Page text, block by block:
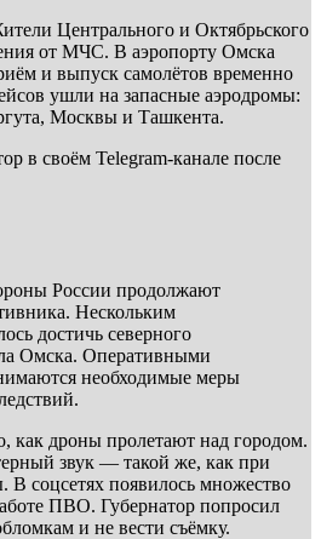
Центрального и Октябрьского
от МЧС. В аэропорту Омска
и выпуск самолётов временно
ушли на запасные аэродромы:
Москвы и Ташкента.
в своём Telegram-канале после
России продолжают
Нескольким
достичь северного
Омска. Оперативными
необходимые меры
как дроны пролетают над городом.
звук — такой же, как при
В соцсетях появилось множество
ПВО. Губернатор попросил
и не вести съёмку.